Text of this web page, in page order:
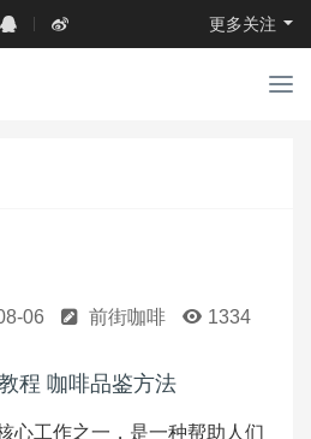
更多关注
导
06 前街咖啡 1334
程 咖啡品鉴方法
心工作之一，是一种帮助人们